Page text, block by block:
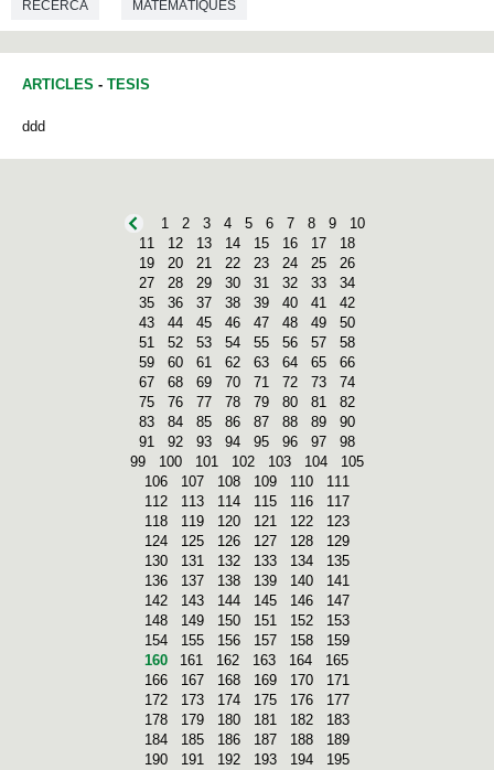
RECERCA MATEMÀTIQUES
ARTICLES - TESIS
ddd
1 2 3 4 5 6 7 8 9
10
11
12 13 14 15 16 17
18
19
20 21 22 23 24 25
26
27
28 29 30 31 32 33
34
35
36 37 38 39 40 41
42
43
44 45 46 47 48 49
50
51
52 53 54 55 56 57
58
59
60 61 62 63 64 65
66
67
68 69 70 71 72 73
74
75
76 77 78 79 80 81
82
83
84 85 86 87 88 89
90
91
92 93 94 95 96 97
98
99
100 101 102 103 104
105
106
107 108 109 110
111
112
113 114 115 116
117
118
119 120 121 122
123
124
125 126 127 128
129
130
131 132 133 134
135
136
137 138 139 140
141
142
143 144 145 146
147
148
149 150 151 152
153
154
155 156 157 158
159
160
161 162 163 164
165
166
167 168 169 170
171
172
173 174 175 176
177
178
179 180 181 182
183
184
185 186 187 188
189
190
191 192 193 194
195